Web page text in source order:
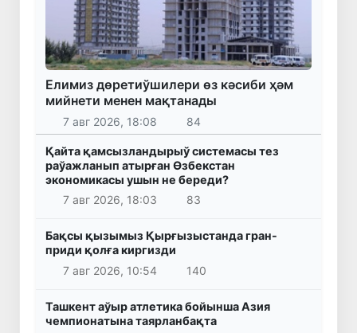
Елимиз дөретиўшилери өз кәсиби ҳәм
мийнети менен мақтанады
7 авг 2026, 18:08 84
Қайта қамсызландырыў системасы тез
раўажланып атырған Өзбекстан
экономикасы ушын не береди?
7 авг 2026, 18:03
83
Бақсы қызымыз Қырғызыстанда гран-
приди қолға киргизди
7 авг 2026, 10:54
140
Ташкент аўыр атлетика бойынша Азия
чемпионатына таярланбақта